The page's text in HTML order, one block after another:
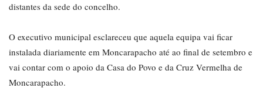
distantes da sede do concelho.
O executivo municipal esclareceu que aquela equipa vai ficar
instalada diariamente em Moncarapacho até ao final de setembro e
vai contar com o apoio da Casa do Povo e da Cruz Vermelha de
Moncarapacho.